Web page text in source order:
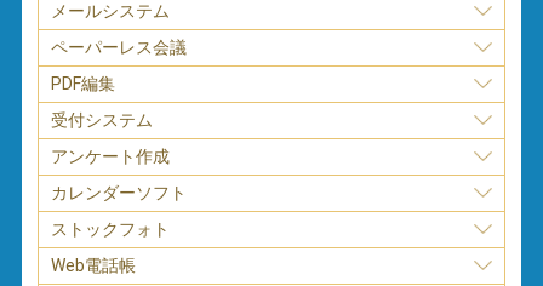
メールシステム
ペーパーレス会議
PDF編集
受付システム
アンケート作成
カレンダーソフト
ストックフォト
Web電話帳